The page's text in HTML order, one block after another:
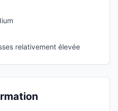
relativement élevée